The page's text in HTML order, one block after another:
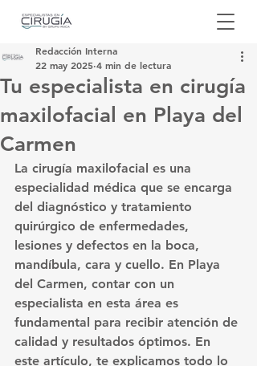
Tu especialista en cirugía
maxilofacial en Playa del
Carmen
Redacción Interna
22 may 2025 4 min de lectura
La cirugía maxilofacial es una
especialidad médica que se encarga
del diagnóstico y tratamiento
quirúrgico de enfermedades,
lesiones y defectos en la boca,
mandíbula, cara y cuello. En Playa
del Carmen, contar con un
especialista en esta área es
fundamental para recibir atención de
calidad y resultados óptimos. En
este artículo, te explicamos todo lo